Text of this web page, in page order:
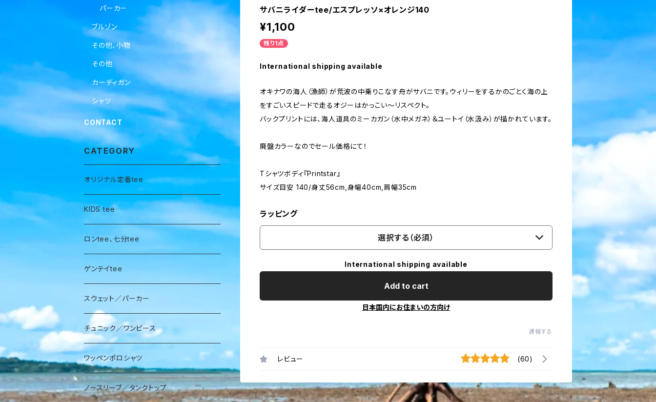
サバニライダーtee/エスプレッソ×オレンジ140
¥1,100
残り1点
International shipping available
オキナワの海人（漁師）が荒波の中乗りこなす舟がサバニです。ウィリーをするかのごとく海の上
をすごいスピードで走るオジーはかっこい〜リスペクト。
バックプリントには、海人道具のミーカガン（水中メガネ）＆ユートイ（水汲み）が描かれています。
廃盤カラーなのでセール価格にて！
Tシャツボディ『Printstar』
サイズ目安 140/身丈56cm,身幅40cm,肩幅35cm
ラッピング
選択する（必須）
International shipping available
Add to cart
日本国内にお住まいの方向け
通報する
レビュー (60)
パーカー
ブルゾン
その他、小物
その他
カーディガン
シャツ
CONTACT
CATEGORY
オリジナル定番tee
KIDS tee
ロンtee、七分tee
ゲンテイtee
スウェット／パーカー
チュニック／ワンピース
ワッペンポロシャツ
ノースリーブ／タンクトップ